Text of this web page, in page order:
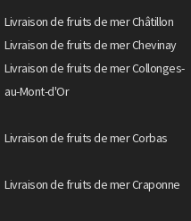
Livraison de fruits de mer Châtillon
Livraison de fruits de mer Chevinay
Livraison de fruits de mer Collonges-
au-Mont-d'Or
Livraison de fruits de mer Corbas
Livraison de fruits de mer Craponne